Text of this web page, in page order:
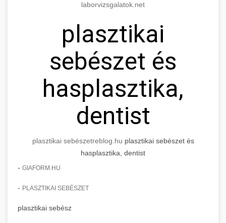
laborvizsgalatok.net
plasztikai
sebészet és
hasplasztika,
dentist
plasztikai sebészetreblog.hu plasztikai sebészet és
hasplasztika, dentist
- GIAFORM.HU
- PLASZTIKAI SEBÉSZET
plasztikai sebész